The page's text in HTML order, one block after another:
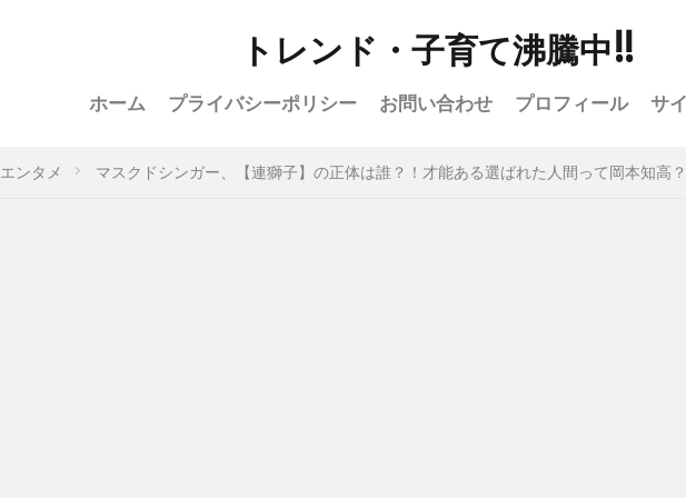
トレンド・子育て沸騰中!!
ホーム プライバシーポリシー お問い合わせ プロフィール サ
エンタメ マスクドシンガー、【連獅子】の正体は誰？！才能ある選ばれた人間って岡本知高？